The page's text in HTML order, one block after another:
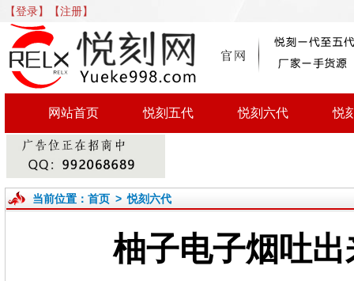
【登录】 【注册】
网站首页 悦刻五代 悦刻六代 悦
当前位置： 首页>悦刻六代
柚子电子烟吐